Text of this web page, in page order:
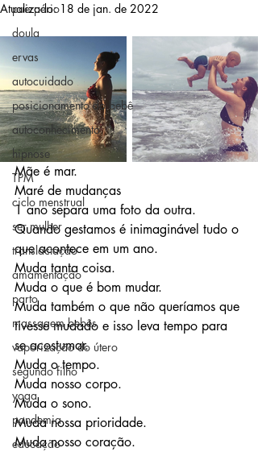
puerpério
doula
ervas
autocuidado
posicionamento do bebê
autoconhecimento
hipnose
TPM
ciclo menstrual
ser mulher
translactação
amamentação
parto
massagem bebês
vaporização do útero
segundo filho
yoga
pandemia
educação
Atualizado:18 de jan. de 2022
Mãe é mar.
Maré de mudanças
1 ano separa uma foto da outra.
Quando gestamos é inimaginável tudo o
que acontece em um ano.
Muda tanta coisa.
Muda o que é bom mudar.
Muda também o que não queríamos que
tivesse mudado e isso leva tempo para
se acostumar.
Muda o tempo.
Muda nosso corpo.
Muda o sono.
Muda nossa prioridade.
Muda nosso coração.